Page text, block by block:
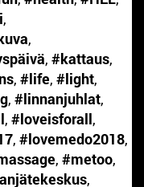
,
,
, #kattaus,
, #life, #light,
, #linnanjuhlat,
, #loveisforall,
, #lovemedo2018,
, #metoo,
,